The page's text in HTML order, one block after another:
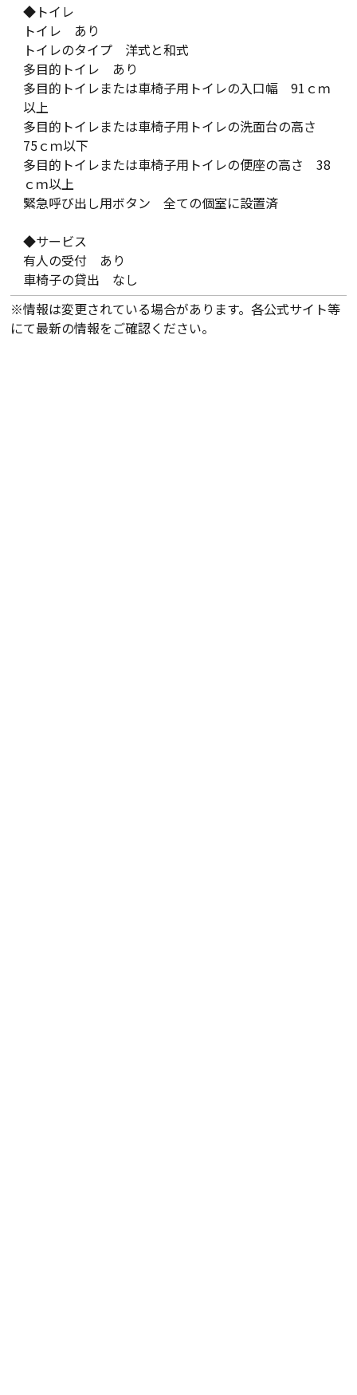
◆トイレ
トイレ あり
トイレのタイプ 洋式と和式
多目的トイレ あり
多目的トイレまたは車椅子用トイレの入口幅 91ｃｍ
以上
多目的トイレまたは車椅子用トイレの洗面台の高さ
75ｃｍ以下
多目的トイレまたは車椅子用トイレの便座の高さ 38
ｃｍ以上
緊急呼び出し用ボタン 全ての個室に設置済
◆サービス
有人の受付 あり
車椅子の貸出 なし
※情報は変更されている場合があります。各公式サイト等
にて最新の情報をご確認ください。